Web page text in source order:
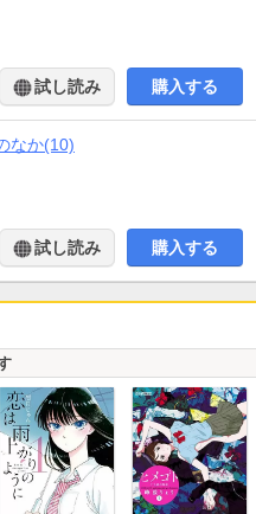
試し読み 購入する
なか(10)
試し読み 購入する